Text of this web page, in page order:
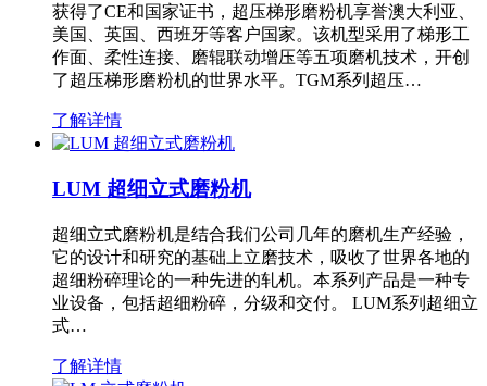
获得了CE和国家证书，超压梯形磨粉机享誉澳大利亚、
美国、英国、西班牙等客户国家。该机型采用了梯形工
作面、柔性连接、磨辊联动增压等五项磨机技术，开创
了超压梯形磨粉机的世界水平。TGM系列超压…
了解详情
LUM 超细立式磨粉机
超细立式磨粉机是结合我们公司几年的磨机生产经验，
它的设计和研究的基础上立磨技术，吸收了世界各地的
超细粉碎理论的一种先进的轧机。本系列产品是一种专
业设备，包括超细粉碎，分级和交付。 LUM系列超细立
式…
了解详情